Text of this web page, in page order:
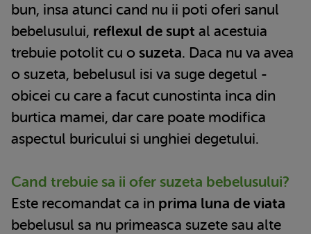
bun, insa atunci cand nu ii poti oferi sanul
bebelusului, reflexul de supt al acestuia
trebuie potolit cu o suzeta. Daca nu va avea
o suzeta, bebelusul isi va suge degetul -
obicei cu care a facut cunostinta inca din
burtica mamei, dar care poate modifica
aspectul buricului si unghiei degetului.
Cand trebuie sa ii ofer suzeta bebelusului?
Este recomandat ca in prima luna de viata
bebelusul sa nu primeasca suzete sau alte